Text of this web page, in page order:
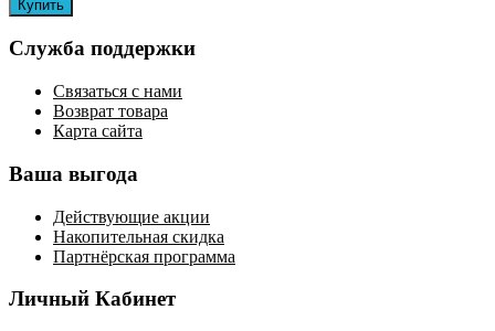
Служба поддержки
Связаться с нами
Возврат товара
Карта сайта
Ваша выгода
Действующие акции
Накопительная скидка
Партнёрская программа
Личный Кабинет